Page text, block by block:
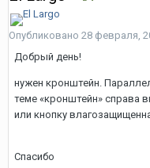
Опубликовано 28 февраля,
Добрый день!
нужен кронштейн.
теме «кронштейн» справа
или кнопку
Спасибо